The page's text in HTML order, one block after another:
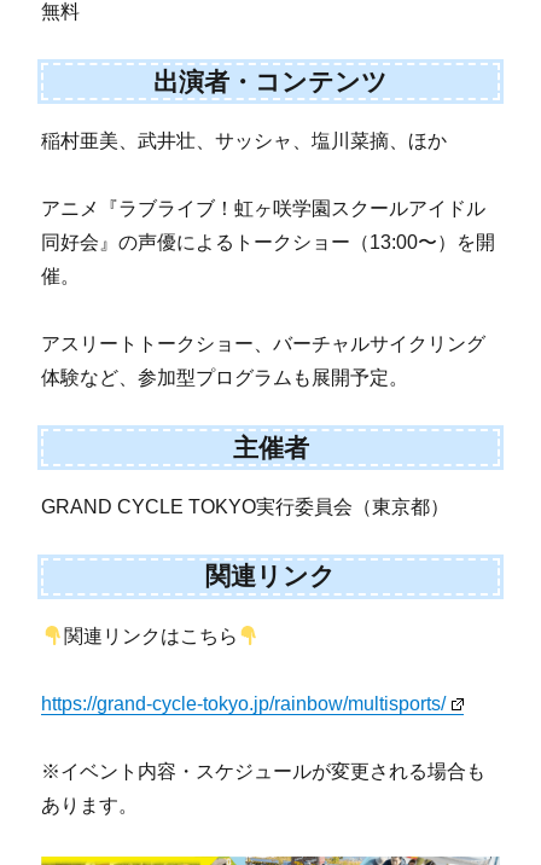
無料
出演者・コンテンツ
稲村亜美、武井壮、サッシャ、塩川菜摘、ほか
アニメ『ラブライブ！虹ヶ咲学園スクールアイドル
同好会』の声優によるトークショー（13:00〜）を開
催。
アスリートトークショー、バーチャルサイクリング
体験など、参加型プログラムも展開予定。
主催者
GRAND CYCLE TOKYO実行委員会（東京都）
関連リンク
関連リンクはこちら
https://grand-cycle-tokyo.jp/rainbow/multisports/
※イベント内容・スケジュールが変更される場合も
あります。